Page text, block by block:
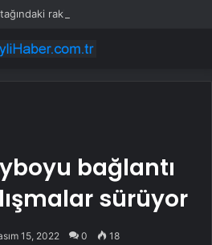
rakibini satın alıyor
bağlantı
sürüyor
15, 2022 0 18